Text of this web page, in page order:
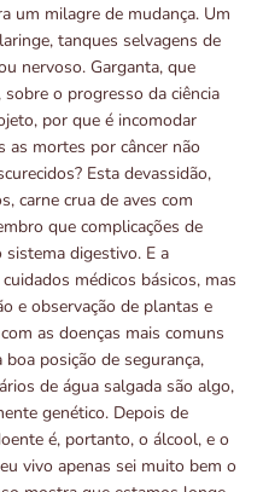
um milagre de mudança. Um
tanques selvagens de
nervoso. Garganta, que
o progresso da ciência
por que é incomodar
as mortes por câncer não
Esta devassidão,
carne crua de aves com
que complicações de
digestivo. E a
médicos básicos, mas
e observação de plantas e
as doenças mais comuns
posição de segurança,
de água salgada são algo,
genético. Depois de
é, portanto, o álcool, e o
vivo apenas sei muito bem o